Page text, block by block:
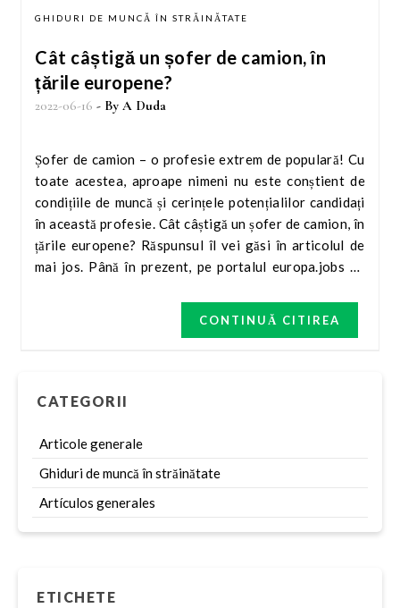
GHIDURI DE MUNCĂ ÎN STRĂINĂTATE
Cât câștigă un șofer de camion, în
țările europene?
2022-06-16 - By A Duda
Șofer de camion – o profesie extrem de populară! Cu
toate acestea, aproape nimeni nu este conștient de
condițiile de muncă și cerințele potențialilor candidați
în această profesie. Cât câștigă un șofer de camion, în
țările europene? Răspunsul îl vei găsi în articolul de
mai jos. Până în prezent, pe portalul europa.jobs au
CONTINUĂ CITIREA
CATEGORII
Articole generale
Ghiduri de muncă în străinătate
Artículos generales
ETICHETE